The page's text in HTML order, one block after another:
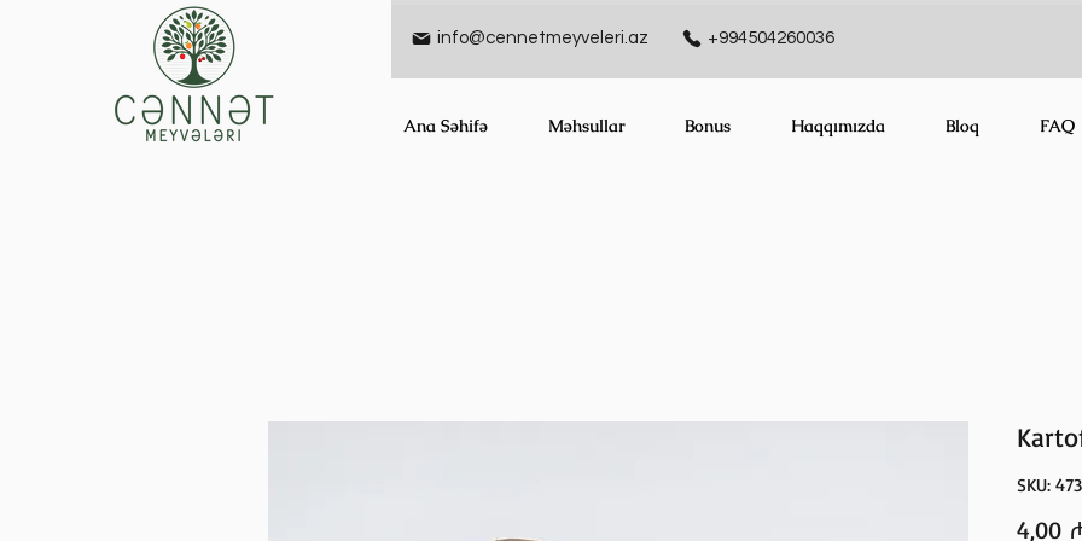
info@cennetmeyveleri.az +994504260036
Ana Səhifə Məhsullar Bonus Haqqımızda Bloq FAQ
SKU:
4,00